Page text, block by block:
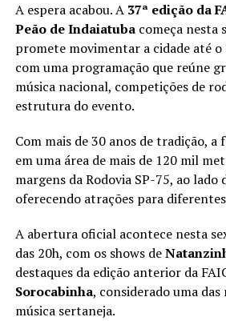
A espera acabou. A 37ª edição da
Peão de Indaiatubacomeça nesta
promete movimentar a cidade até o
com uma programação que reúne
música nacional, competições de
estrutura do evento.
Com mais de 30 anos de tradição, a
em uma área de mais de 120 mil
margens da Rodovia SP-75, ao lado
oferecendo atrações para
A abertura oficial acontece nesta
das 20h, com os shows de
destaques da edição anterior da
Sorocabinha, considerado uma das
música sertaneja.